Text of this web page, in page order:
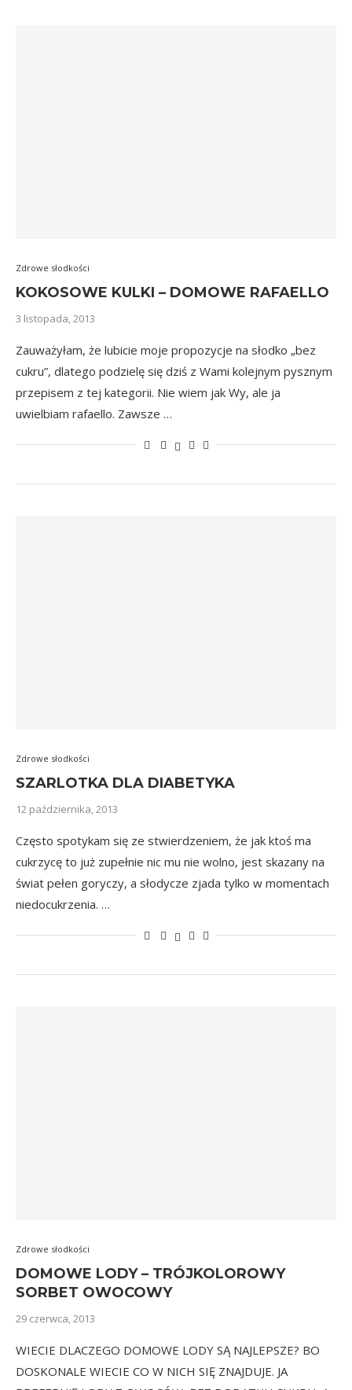
Zdrowe słodkości
KOKOSOWE KULKI – DOMOWE RAFAELLO
3 listopada, 2013
Zauważyłam, że lubicie moje propozycje na słodko „bez
cukru”, dlatego podzielę się dziś z Wami kolejnym pysznym
przepisem z tej kategorii. Nie wiem jak Wy, ale ja
uwielbiam rafaello. Zawsze …
Zdrowe słodkości
SZARLOTKA DLA DIABETYKA
12 października, 2013
Często spotykam się ze stwierdzeniem, że jak ktoś ma
cukrzycę to już zupełnie nic mu nie wolno, jest skazany na
świat pełen goryczy, a słodycze zjada tylko w momentach
niedocukrzenia. …
Zdrowe słodkości
DOMOWE LODY – TRÓJKOLOROWY
SORBET OWOCOWY
29 czerwca, 2013
WIECIE DLACZEGO DOMOWE LODY SĄ NAJLEPSZE? BO
DOSKONALE WIECIE CO W NICH SIĘ ZNAJDUJE. JA